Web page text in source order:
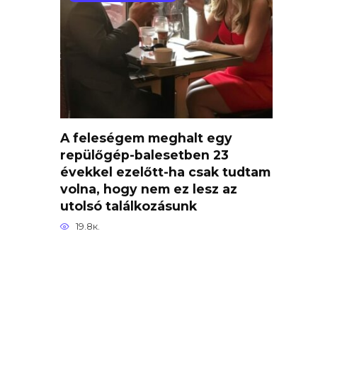
A feleségem meghalt egy
repülőgép-balesetben 23
évekkel ezelőtt-ha csak tudtam
volna, hogy nem ez lesz az
utolsó találkozásunk
19.8к.